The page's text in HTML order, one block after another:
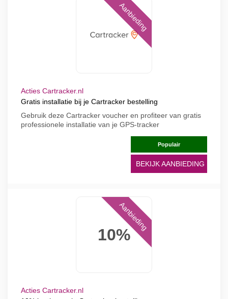
Aanbieding
Acties Cartracker.nl
Gratis installatie bij je Cartracker bestelling
Gebruik deze Cartracker voucher en profiteer van gratis
professionele installatie van je GPS-tracker
Populair
BEKIJK AANBIEDING
10%
Aanbieding
Acties Cartracker.nl